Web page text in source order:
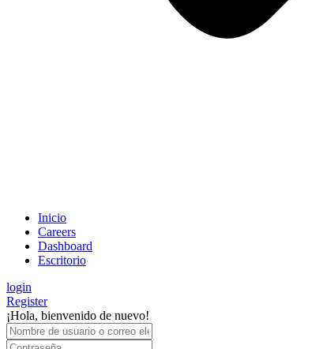
Inicio
Careers
Dashboard
Escritorio
login
Register
¡Hola, bienvenido de nuevo!